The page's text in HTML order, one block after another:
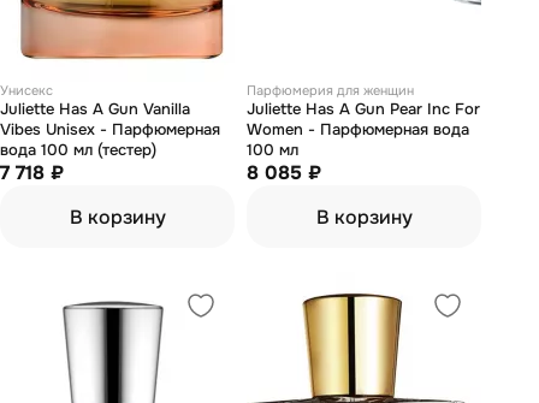
Унисекс
Juliette Has А Gun Vanilla
Vibes Unisex - Парфюмерная
вода 100 мл (тестер)
7 718 ₽
В корзину
Парфюмерия для женщин
Juliette Has А Gun Pear Inc For
Women - Парфюмерная вода
100 мл
8 085 ₽
В корзину